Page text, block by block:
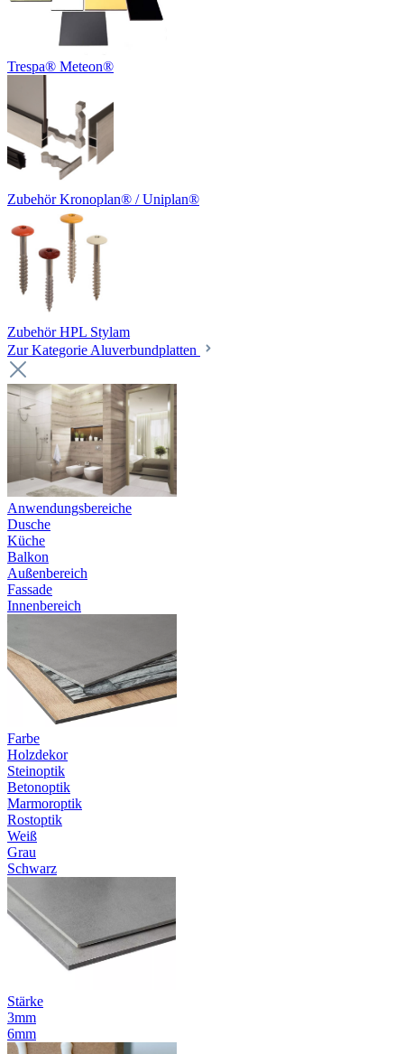
Trespa® Meteon®
Zubehör Kronoplan® / Uniplan®
Zubehör HPL Stylam
Zur Kategorie Aluverbundplatten
Anwendungsbereiche
Dusche
Küche
Balkon
Außenbereich
Fassade
Innenbereich
Farbe
Holzdekor
Steinoptik
Betonoptik
Marmoroptik
Rostoptik
Weiß
Grau
Schwarz
Stärke
3mm
6mm